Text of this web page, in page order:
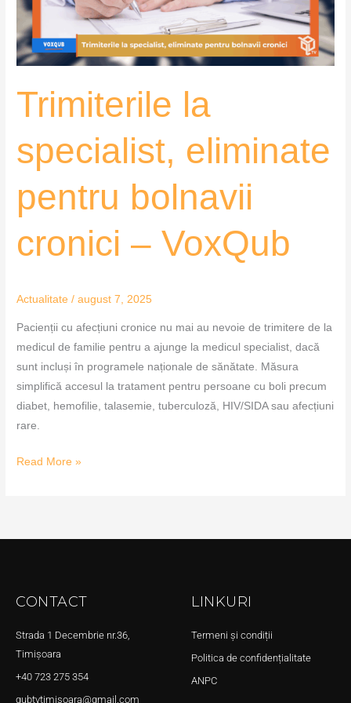
Trimiterile la
specialist, eliminate
pentru bolnavii
cronici – VoxQub
Actualitate /august 7, 2025
Pacienții cu afecțiuni cronice nu mai au nevoie de trimitere de la
medicul de familie pentru a ajunge la medicul specialist, dacă
sunt incluși în programele naționale de sănătate. Măsura
simplifică accesul la tratament pentru persoane cu boli precum
diabet, hemofilie, talasemie, tuberculoză, HIV/SIDA sau afecțiuni
rare.
cronici
–
VoxQub
Read More »
CONTACT
Strada 1 Decembrie nr.36,
Timișoara
+40 723 275 354
qubtvtimisoara@gmail.com
LINKURI
Termeni și condiții
Politica de confidențialitate
ANPC